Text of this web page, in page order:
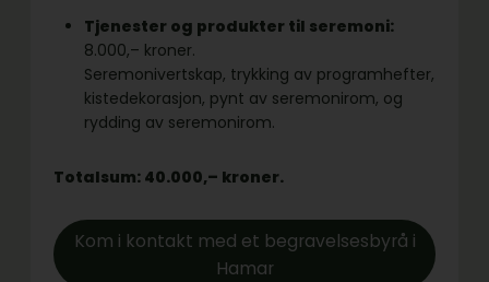
Tjenester og produkter til seremoni:
8.000,– kroner.
Seremonivertskap, trykking av programhefter,
kistedekorasjon, pynt av seremonirom, og
rydding av seremonirom.
Totalsum: 40.000,– kroner.
Kom i kontakt med et begravelsesbyrå i
Hamar